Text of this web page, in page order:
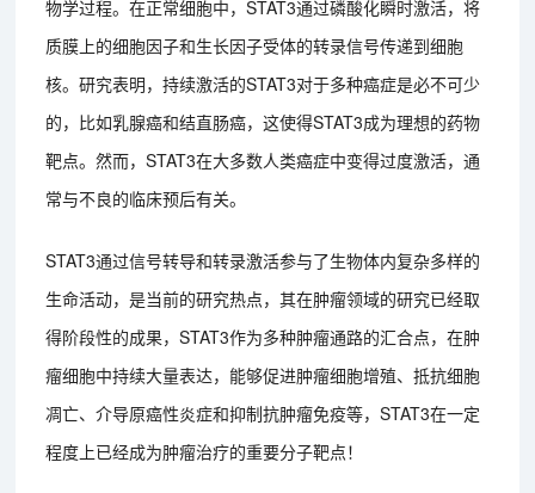
物学过程。在正常细胞中，STAT3通过磷酸化瞬时激活，将
质膜上的细胞因子和生长因子受体的转录信号传递到细胞
核。研究表明，持续激活的STAT3对于多种癌症是必不可少
的，比如乳腺癌和结直肠癌，这使得STAT3成为理想的药物
靶点。然而，STAT3在大多数人类癌症中变得过度激活，通
常与不良的临床预后有关。
STAT3通过信号转导和转录激活参与了生物体内复杂多样的
生命活动，是当前的研究热点，其在肿瘤领域的研究已经取
得阶段性的成果，STAT3作为多种肿瘤通路的汇合点，在肿
瘤细胞中持续大量表达，能够促进肿瘤细胞增殖、抵抗细胞
凋亡、介导原癌性炎症和抑制抗肿瘤免疫等，STAT3在一定
程度上已经成为肿瘤治疗的重要分子靶点！